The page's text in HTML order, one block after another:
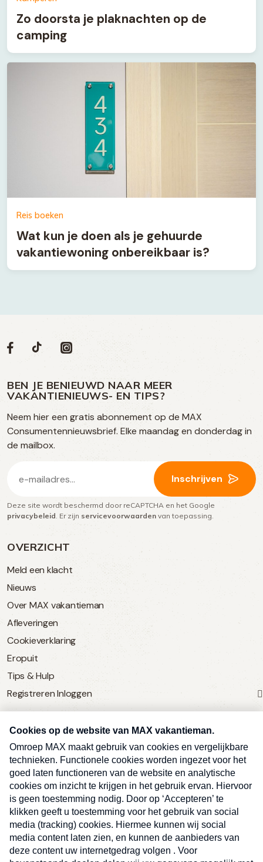
Zo doorsta je plaknachten op de
camping
Reis boeken
Wat kun je doen als je gehuurde
vakantiewoning onbereikbaar is?
OVERZICHT
Meld een klacht
Nieuws
Over MAX vakantieman
Afleveringen
Cookieverklaring
Eropuit
Tips & Hulp
Registreren Inloggen
SERVICE
Over Omroep MAX
MAX Vandaag
MAX Meldpunt
Pers
Contact
Algemene voorwaarden
Privacyverklaring
Volg
op
social
media
Social
Volg
op
Facebook
Volg
op
TikTok
Volg
op
Instagram
BEN JE BENIEUWD NAAR MEER
VAKANTIENIEUWS- EN TIPS?
Neem hier een gratis abonnement op de MAX
Consumentennieuwsbrief. Elke maandag en donderdag in
de mailbox.
mailadres
(Vereist)
Inschrijven
Deze site wordt beschermd door reCAPTCHA en het Google
privacybeleid . Er zijn servicevoorwaarden van toepassing.
Ben je benieuwd naar meer